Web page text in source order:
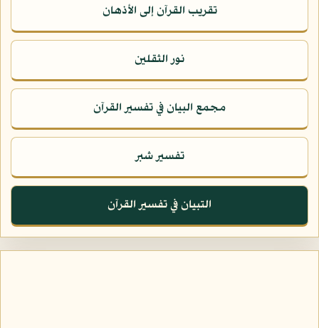
تقريب القرآن إلى الأذهان
نور الثقلين
مجمع البيان في تفسير القرآن
تفسير شبر
التبيان في تفسير القرآن